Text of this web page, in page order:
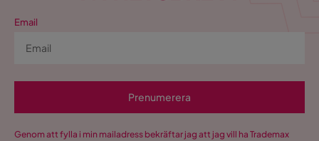
Email
Prenumerera
Genom att fylla i min mailadress bekräftar jag att jag vill ha Trademax